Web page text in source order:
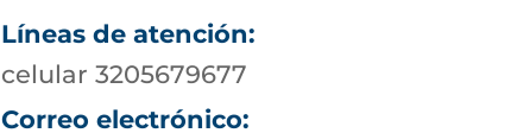
Líneas de atención:
celular 3205679677
Correo electrónico: